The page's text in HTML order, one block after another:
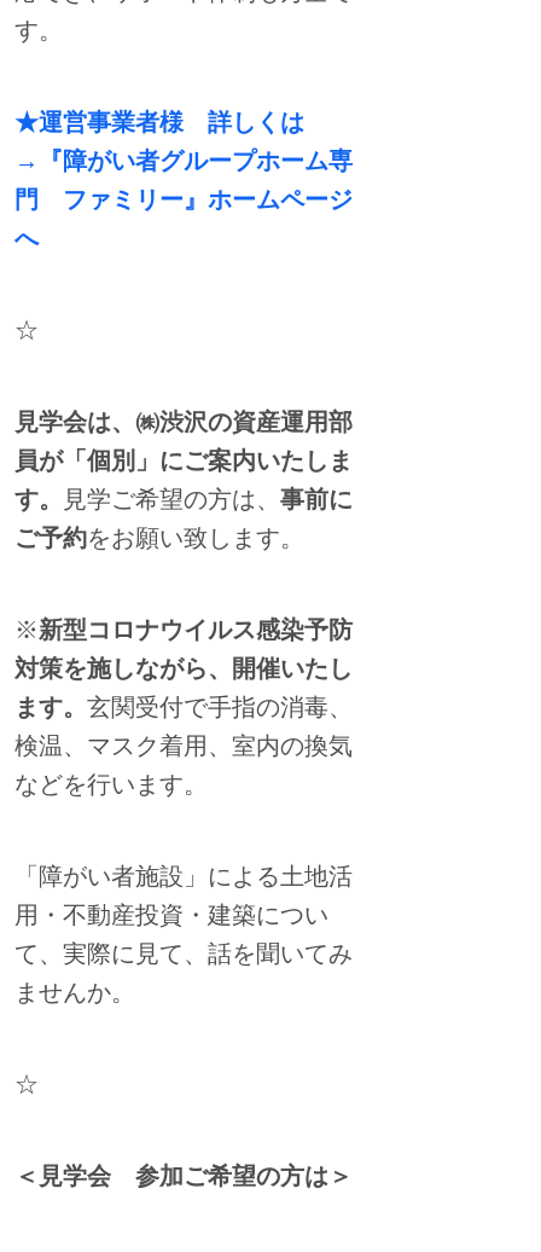
す。
★運営事業者様 詳しくは
→『障がい者グループホーム専
門 ファミリー』ホームページ
へ
☆
見学会は、㈱渋沢の資産運用部
員が「個別」にご案内いたしま
す。
見学ご希望の方は、 事前に
ご予約をお願い致します。
※新型コロナウイルス感染予防
対策を施しながら、開催いたし
ます。 玄関受付で手指の消毒、
検温、マスク着用、室内の換気
などを行います。
「障がい者施設」による土地活
用・不動産投資・建築につい
て、実際に見て、話を聞いてみ
ませんか。
☆
＜見学会 参加ご希望の方は＞